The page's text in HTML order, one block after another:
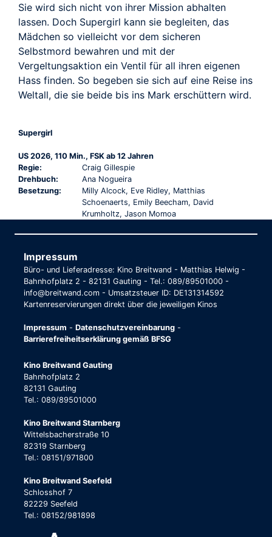
Sie wird sich nicht von ihrer Mission abhalten
lassen. Doch Supergirl kann sie begleiten, das
Mädchen so vielleicht vor dem sicheren
Selbstmord bewahren und mit der
Vergeltungsaktion ein Ventil für all ihren eigenen
Hass finden. So begeben sie sich auf eine Reise ins
Weltall, die sie beide bis ins Mark erschüttern wird.
Supergirl
US 2026, 110 Min., FSK ab 12 Jahren
Regie:
Craig Gillespie
Drehbuch:
Ana Nogueira
Besetzung:
Milly Alcock, Eve Ridley, Matthias
Schoenaerts, Emily Beecham, David
Krumholtz, Jason Momoa
Impressum
Büro- und Lieferadresse: Kino Breitwand - Matthias Helwig -
Bahnhofplatz 2 - 82131 Gauting - Tel.: 089/89501000 -
info@breitwand.com - Umsatzsteuer ID: DE131314592
Kartenreservierungen direkt über die jeweiligen Kinos
Impressum - Datenschutzvereinbarung -
Barrierefreiheitserklärung gemäß BFSG
Kino Breitwand Gauting
Bahnhofplatz 2
82131 Gauting
Tel.: 089/89501000
Kino Breitwand Starnberg
Wittelsbacherstraße 10
82319 Starnberg
Tel.: 08151/971800
Kino Breitwand Seefeld
Schlosshof 7
82229 Seefeld
Tel.: 08152/981898